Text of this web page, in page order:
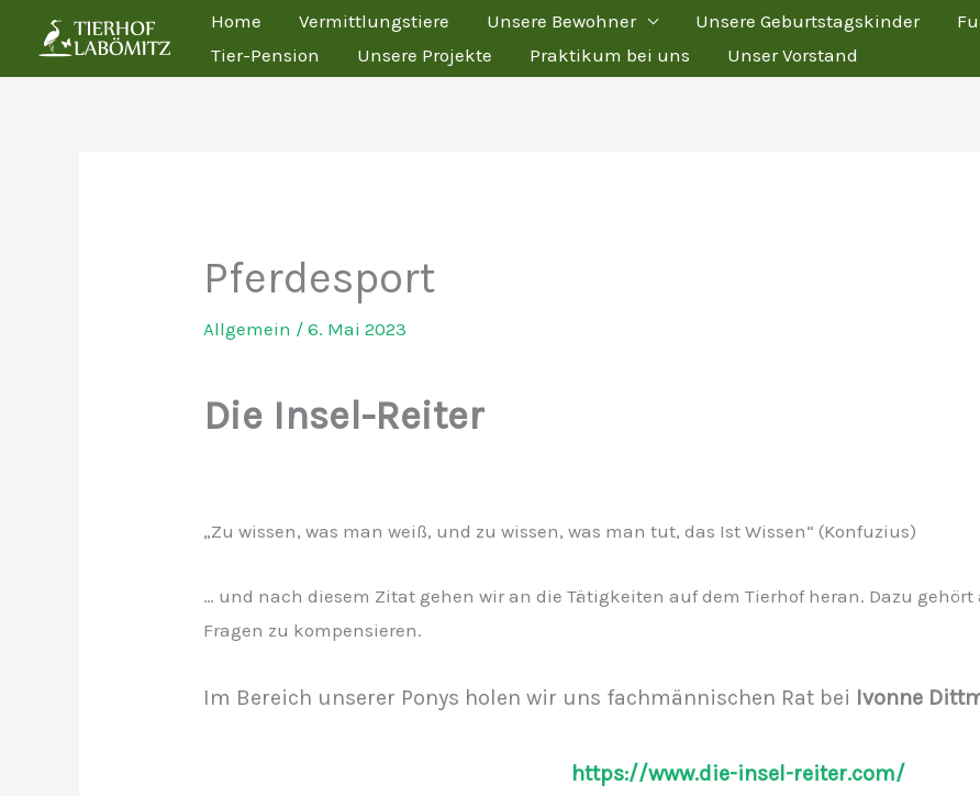
Inhalt
springen
Home Vermittlungstiere Unsere Bewohner Unsere Geburtstagskinder
Tier-Pension
Unsere Projekte Praktikum bei uns Unser Vorstand
Pferdesport
Allgemein /6. Mai 2023
Die Insel-Reiter
„Zu wissen, was man weiß, und zu wissen, was man tut, das Ist Wissen“ (Konfuzius)
… und nach diesem Zitat gehen wir an die Tätigkeiten auf dem Tierhof heran. Dazu gehört
Fragen zu kompensieren.
Im Bereich unserer Ponys holen wir uns fachmännischen Rat bei Ivonne
https://www.die-insel-reiter.com/